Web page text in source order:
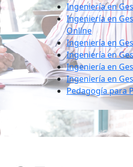
Ingeniería en
Ingeniería en
Online
Ingeniería en
Ingeniería en
Ingeniería en
Ingeniería en
Pedagogía para